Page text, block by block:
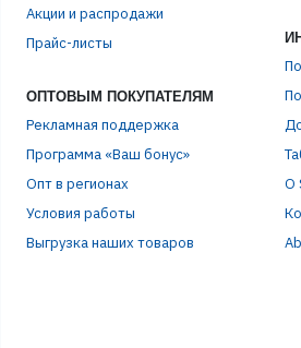
Акции и распродажи
Прайс-листы
ОПТОВЫМ ПОКУПАТЕЛЯМ
Рекламная поддержка
Программа «Ваш бонус»
Опт в регионах
Условия работы
Выгрузка наших товаров
О